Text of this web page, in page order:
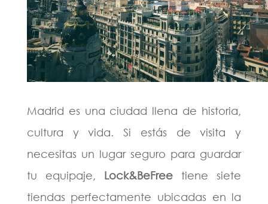
Madrid es una ciudad llena de historia,
cultura y vida. Si estás de visita y
necesitas un lugar seguro para guardar
tu equipaje, Lock&BeFree tiene siete
tiendas perfectamente ubicadas en la